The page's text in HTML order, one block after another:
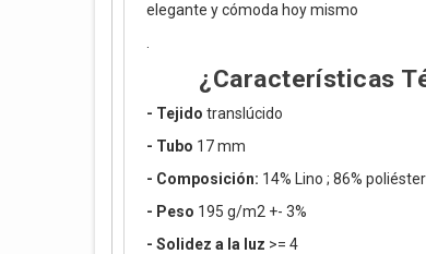
elegante y cómoda hoy mismo
¿Características
- Tejido translúcido
- Tubo 17 mm
- Composición: 14% Lino ; 86% poliéster
- Peso 195 g/m2 +- 3%
- Solidez a la luz >= 4